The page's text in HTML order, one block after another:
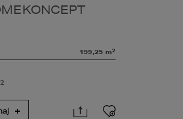
199,25 m2
2